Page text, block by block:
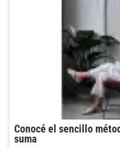
Conocé el sencillo
suma